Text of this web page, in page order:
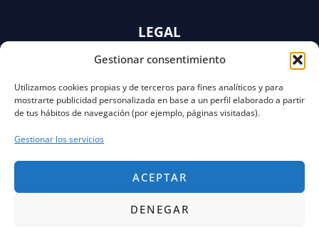
Gestionar consentimiento
Utilizamos cookies propias y de terceros para fines analíticos y para
mostrarte publicidad personalizada en base a un perfil elaborado a partir
de tus hábitos de navegación (por ejemplo, páginas visitadas).
Gestionar los servicios
ACEPTAR
DENEGAR
LEGAL
AVISO LEGAL
Y AVISO DE PRIVACIDAD
POLÍTICA DE COOKIES